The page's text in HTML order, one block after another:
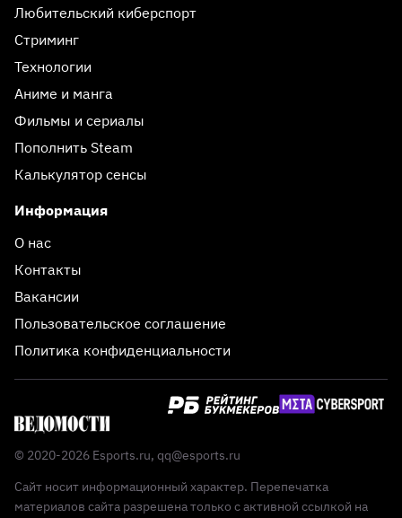
Любительский киберспорт
Стриминг
Технологии
Аниме и манга
Фильмы и сериалы
Пополнить Steam
Калькулятор сенсы
Информация
О нас
Контакты
Вакансии
Пользовательское соглашение
Политика конфиденциальности
© 2020-2026 Esports.ru, qq@esports.ru
Сайт носит информационный характер. Перепечатка
материалов сайта разрешена только с активной ссылкой на